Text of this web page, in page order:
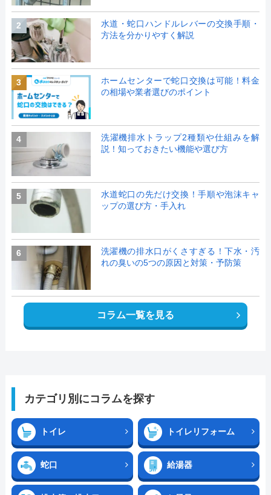
2
水道・蛇口ハンドルレバーの交換手順・
方法を分かりやすく解説
3
ホームセンターで蛇口交換は可能！料金
の相場や業者選びのポイント
4
洗濯機排水トラップ2種類や仕組みを解
説！知っておきたい機能や選び方
5
水道蛇口の先だけ交換！手順や泡沫キャ
ップの選び方・手入れ
6
洗濯機の排水口がくさすぎる！下水・汚
れの臭いの5つの原因と対策・予防策
コラム一覧を見る
カテゴリ別にコラムを探す
トイレ トイレリフォーム
蛇口 給湯器